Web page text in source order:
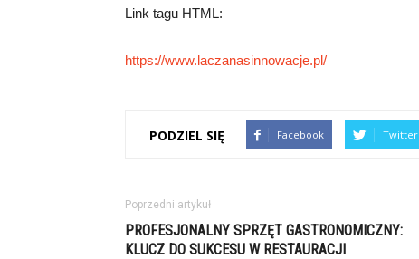
Link tagu HTML:
https://www.laczanasinnowacje.pl/
PODZIEL SIĘ Facebook Twitter
Poprzedni artykuł
PROFESJONALNY SPRZĘT GASTRONOMICZNY:
KLUCZ DO SUKCESU W RESTAURACJI